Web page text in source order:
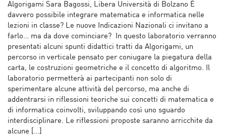
Algorigami Sara Bagossi, Libera Università di Bolzano È
davvero possibile integrare matematica e informatica nelle
lezioni in classe? Le nuove Indicazioni Nazionali ci invitano a
farlo… ma da dove cominciare? In questo laboratorio verranno
presentati alcuni spunti didattici tratti da Algorigami, un
percorso in verticale pensato per coniugare la piegatura della
carta, le costruzioni geometriche e il concetto di algoritmo. Il
laboratorio permetterà ai partecipanti non solo di
sperimentare alcune attività del percorso, ma anche di
addentrarsi in riflessioni teoriche sui concetti di matematica e
di informatica coinvolti, sviluppando così uno sguardo
interdisciplinare. Le riflessioni proposte saranno arricchite da
alcune […]